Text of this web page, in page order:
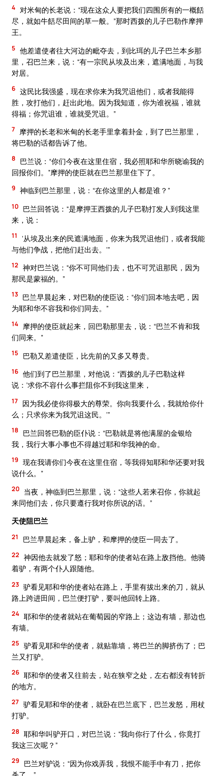
4 对米甸的长老说：“现在这众人要把我们四围所有的一概餂
尽，就如牛餂尽田间的草一般。”那时西拨的儿子巴勒作摩押
王。
5 他差遣使者往大河边的毗夺去，到比珥的儿子巴兰本乡那
里，召巴兰来，说：“有一宗民从埃及出来，遮满地面，与我
对居。
6 这民比我强盛，现在求你来为我咒诅他们，或者我能得
胜，攻打他们，赶出此地。因为我知道，你为谁祝福，谁就
得福；你咒诅谁，谁就受咒诅。”
7 摩押的长老和米甸的长老手里拿着卦金，到了巴兰那里，
将巴勒的话都告诉了他。
8
巴兰说：“你们今夜在这里住宿，我必照耶和华所晓谕我的
回报你们。”摩押的使臣就在巴兰那里住下了。
9 神临到巴兰那里，说：“在你这里的人都是谁？”
10 巴兰回答说：“是摩押王西拨的儿子巴勒打发人到我这里
来，说：
11
‘从埃及出来的民遮满地面，你来为我咒诅他们，或者我能
与他们争战，把他们赶出去。’”
12 神对巴兰说：“你不可同他们去，也不可咒诅那民，因为
那民是蒙福的。”
13 巴兰早晨起来，对巴勒的使臣说：“你们回本地去吧，因
为耶和华不容我和你们同去。”
14 摩押的使臣就起来，回巴勒那里去，说：“巴兰不肯和我
们同来。”
15 巴勒又差遣使臣，比先前的又多又尊贵。
16 他们到了巴兰那里，对他说：“西拨的儿子巴勒这样
说：‘求你不容什么事拦阻你不到我这里来，
17 因为我必使你得极大的尊荣。你向我要什么，我就给你什
么；只求你来为我咒诅这民。’”
18
巴兰回答巴勒的臣仆说：“巴勒就是将他满屋的金银给
我，我行大事小事也不得越过耶和华我神的命。
19 现在我请你们今夜在这里住宿，等我得知耶和华还要对我
说什么。”
20 当夜，神临到巴兰那里，说：“这些人若来召你，你就起
来同他们去，你只要遵行我对你所说的话。”
天使阻巴兰
21 巴兰早晨起来，备上驴，和摩押的使臣一同去了。
22 神因他去就发了怒；耶和华的使者站在路上敌挡他。他骑
着驴，有两个仆人跟随他。
23 驴看见耶和华的使者站在路上，手里有拔出来的刀，就从
路上跨进田间，巴兰便打驴，要叫他回转上路。
24 耶和华的使者就站在葡萄园的窄路上；这边有墙，那边也
有墙。
25 驴看见耶和华的使者，就贴靠墙，将巴兰的脚挤伤了；巴
兰又打驴。
26 耶和华的使者又往前去，站在狭窄之处，左右都没有转折
的地方。
27 驴看见耶和华的使者，就卧在巴兰底下，巴兰发怒，用杖
打驴。
28 耶和华叫驴开口，对巴兰说：“我向你行了什么，你竟打
我这三次呢？”
29
巴兰对驴说：“因为你戏弄我，我恨不能手中有刀，把你